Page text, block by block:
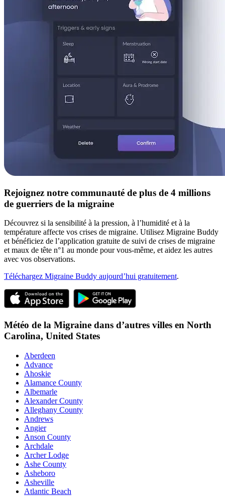
Rejoignez notre communauté de plus de 4 millions
de guerriers de la migraine
Découvrez si la sensibilité à la pression, à l’humidité et à la
température affecte vos crises de migraine. Utilisez Migraine Buddy
et bénéficiez de l’application gratuite de suivi de crises de migraine
et maux de tête n°1 au monde pour vous-même, et aidez les autres
avec vos observations.
Téléchargez Migraine Buddy aujourd’hui gratuitement.
Météo de la Migraine dans d’autres villes en North
Carolina, United States
Aberdeen
Advance
Ahoskie
Alamance County
Albemarle
Alexander County
Alleghany County
Andrews
Angier
Anson County
Archdale
Archer Lodge
Ashe County
Asheboro
Asheville
Atlantic Beach